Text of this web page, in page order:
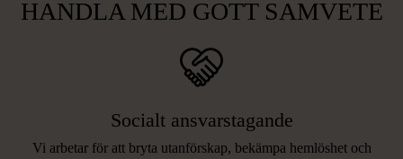
HANDLA MED GOTT SAMVETE
Socialt ansvarstagande
Vi arbetar för att bryta utanförskap, bekämpa hemlöshet och